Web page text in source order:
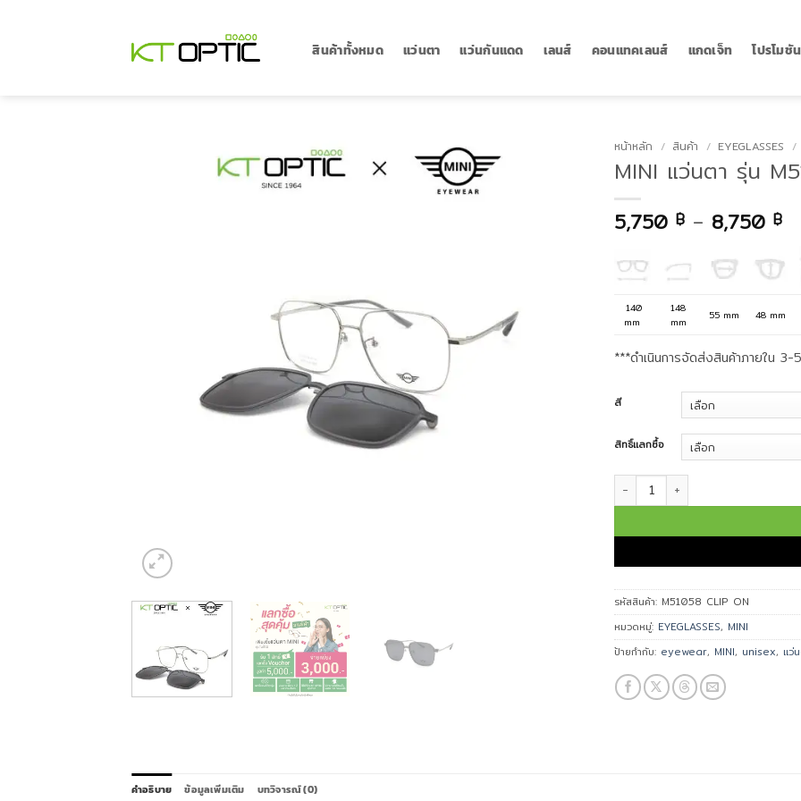
สินค้าทั้งหมด แว่นตา แว่นกันแดด เลนส์ คอนแทคเลนส์ แกดเจ็ท โปรโมชัน
หน้าหลัก / สินค้า / EYEGLASSES /
MINI แว่นตา รุ่น
5,750 ฿ – 8,750 ฿
140
mm
148
mm
55 mm 48 mm
***ดำเนินการจัดส่งสินค้าภายใน
สี
สิทธิ์แลกซื้อ
จำนวน MINI แว่นตา รุ่น M51058
รหัสสินค้า: M51058 CLIP ON
หมวดหมู่: EYEGLASSES, MINI
ป้ายกำกับ: eyewear, MINI, unisex, แว่
คำอธิบาย ข้อมูลเพิ่มเติม บทวิจารณ์ (0)